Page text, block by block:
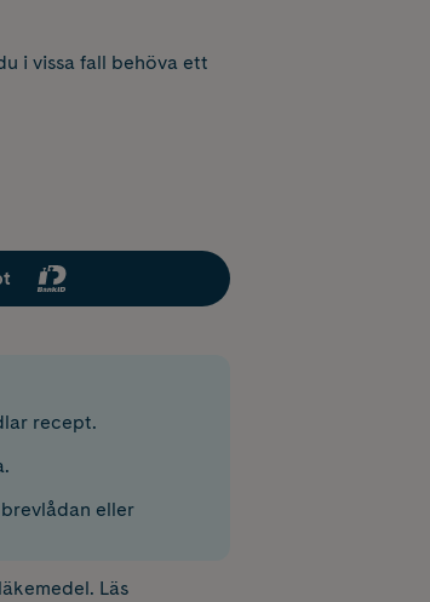
i vissa fall behöva ett
recept.
eller
Läs